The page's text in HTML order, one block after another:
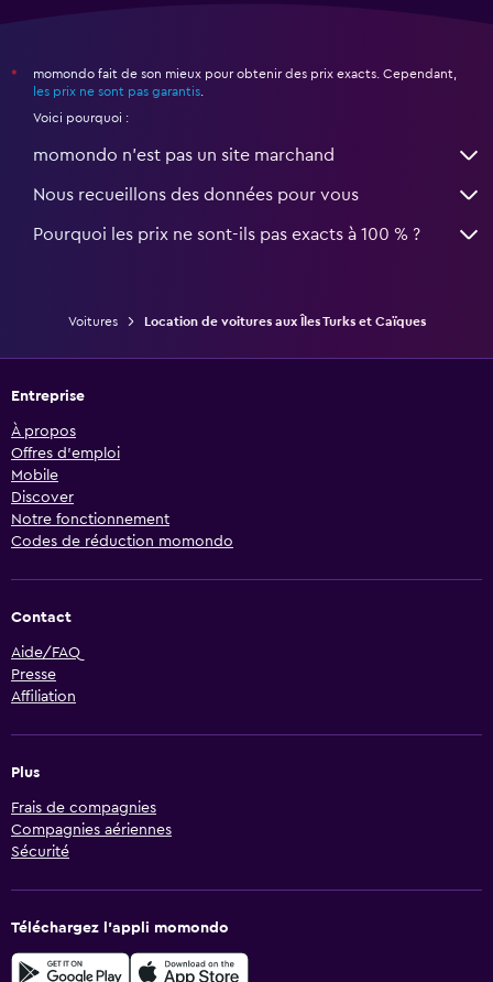
*
momondo fait de son mieux pour obtenir des prix exacts. Cependant,
les prix ne sont pas garantis.
Voici pourquoi :
momondo n'est pas un site marchand
Nous recueillons des données pour vous
Pourquoi les prix ne sont-ils pas exacts à 100 % ?
Voitures Location de voitures aux Îles Turks et Caïques
Entreprise
À propos
Offres d’emploi
Mobile
Discover
Notre fonctionnement
Codes de réduction momondo
Contact
Aide/FAQ
Presse
Affiliation
Plus
Frais de compagnies
Compagnies aériennes
Sécurité
Téléchargez l’appli momondo